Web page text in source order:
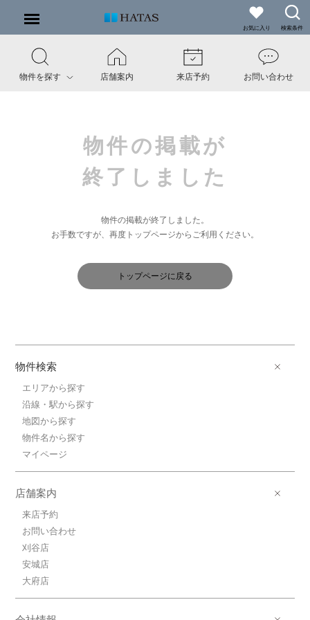
お気に入り 検索条件
物件を探す 店舗案内 来店予約 お問い合わせ
物件の掲載が
終了しました
物件の掲載が終了しました。
お手数ですが、再度トップページからご利用ください。
トップページに戻る
物件検索
エリアから探す
沿線・駅から探す
地図から探す
物件名から探す
マイページ
店舗案内
来店予約
お問い合わせ
刈谷店
安城店
大府店